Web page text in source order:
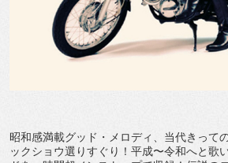
昭和感満載グッド・メロディ、当代きって
ックショウ選りすぐり！平成〜令和へと歌